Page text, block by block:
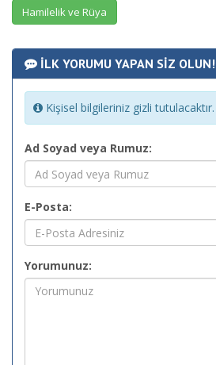
Hamilelik ve Rüya
İLK YORUMU YAPAN SİZ OLUN!
Kişisel bilgileriniz gizli tutulacaktır.
Ad Soyad veya Rumuz:
E-Posta:
Yorumunuz: